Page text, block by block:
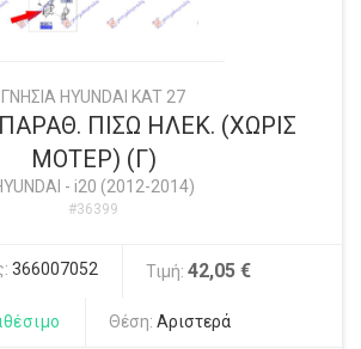
ΓΝΗΣΙΑ HYUNDAI KAT 27
ΠΙΣΩ ΗΛΕΚ. (ΧΩΡΙΣ
ΜΟΤΕΡ) (Γ)
- i20 (2012-2014)
#36399
366007052 Τιμή: 42,05 €
Θέση: Αριστερά